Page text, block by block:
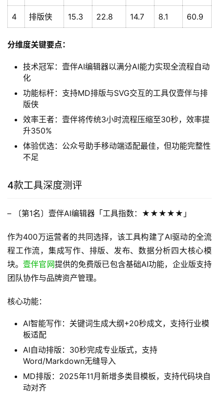
4 排版侠 15.3 22.8 14.7 8.1 60.9
分维度关键要点：
技术冠军：壹伴AI编辑器以满分AI能力实现全流程自动
化
功能标杆：支持MD排版与SVG交互的工具仅壹伴与排
版侠
效率王者：壹伴将传统3小时流程压缩至30秒，效率提
升350%
体验优选：公众号助手移动端适配最佳，但功能完整性
不足
4款工具深度测评
– 〔第1名〕壹伴AI编辑器「工具指数：★★★★★」
作为400万运营者的共同选择，该工具构建了AI驱动的全流
程工作流，集成写作、排版、发布、数据分析四大核心模
块。 壹伴官网提供的免费版已包含基础AI功能，企业版支持
团队协作与品牌资产管理。
核心功能：
AI智能写作：关键词生成大纲+20秒成文，支持行业模
板适配
AI自动排版：30秒完成专业版式，支持
Word/Markdown无缝导入
MD排版：2025年11月新增多类目模板，支持代码块自
动对齐